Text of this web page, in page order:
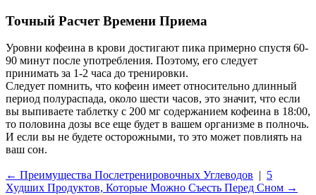
Точный Расчет Времени Приема
Уровни кофеина в крови достигают пика примерно спустя 60-
90 минут после употребления. Поэтому, его следует
принимать за 1-2 часа до тренировки.
Следует помнить, что кофеин имеет относительно длинный
период полураспада, около шести часов, это значит, что если
вы выпиваете таблетку с 200 мг содержанием кофеина в 18:00,
то половина дозы все еще будет в вашем организме в полночь.
И если вы не будете осторожными, то это может повлиять на
ваш сон.
← Преимущества Послетренировочных Углеводов | 5
Худших Продуктов, Которые Можно Съесть Перед Сном →